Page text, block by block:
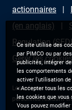
actionnaires
(en anglais)
Regulation
Gérer les cookies
Les informations
personnes résidant
Ce site utilise des
par PIMCO ou par
publicités, intégrer
les comportements
activer l'utilisation
« Accepter tous les
les cookies que vous
Vous pouvez